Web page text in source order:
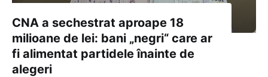
CNA a sechestrat aproape 18
milioane de lei: bani „negri“ care ar
fi alimentat partidele înainte de
alegeri